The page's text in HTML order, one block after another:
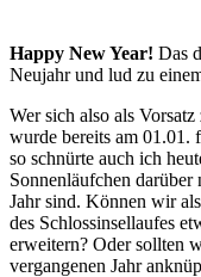
Happy New Year! Das
Neujahr und lud zu
Wer sich also als
wurde bereits am 01.01.
so schnürte auch ich
Sonnenläufchen darüber
Jahr sind. Können wir
des Schlossinsellaufes
erweitern? Oder sollten
vergangenen Jahr